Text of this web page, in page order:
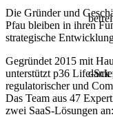
dank
Die Gründer und
Pfau bleiben in ihren
strategische
Gegründet 2015 mit
unterstützt p36 Life-
regulatorischer und
Das Team aus 47
zwei SaaS-Lösungen an: